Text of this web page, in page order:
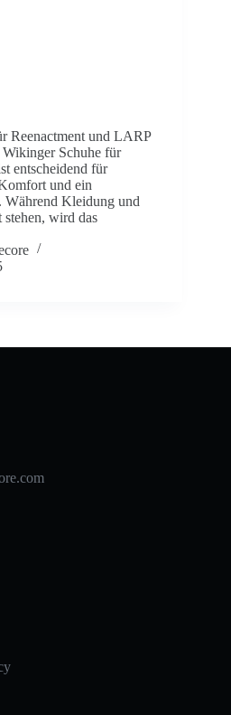
Reenactment und LARP
Schuhe für
entscheidend für
und ein
Während Kleidung und
wird das